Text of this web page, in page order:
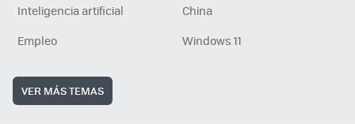
Inteligencia artificial
China
Empleo
Windows 11
VER MÁS TEMAS